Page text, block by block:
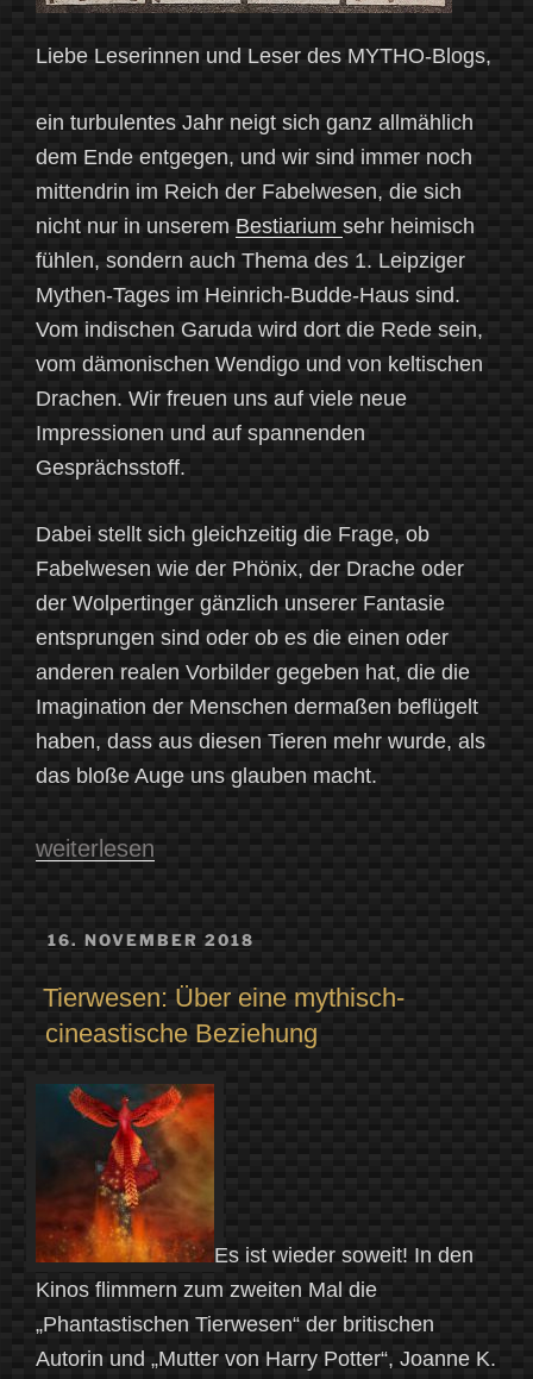
Liebe Leserinnen und Leser des MYTHO-Blogs,
ein turbulentes Jahr neigt sich ganz allmählich
dem Ende entgegen, und wir sind immer noch
mittendrin im Reich der Fabelwesen, die sich
nicht nur in unserem Bestiarium sehr heimisch
fühlen, sondern auch Thema des 1. Leipziger
Mythen-Tages im Heinrich-Budde-Haus sind.
Vom indischen Garuda wird dort die Rede sein,
vom dämonischen Wendigo und von keltischen
Drachen. Wir freuen uns auf viele neue
Impressionen und auf spannenden
Gesprächsstoff.
Dabei stellt sich gleichzeitig die Frage, ob
Fabelwesen wie der Phönix, der Drache oder
der Wolpertinger gänzlich unserer Fantasie
entsprungen sind oder ob es die einen oder
anderen realen Vorbilder gegeben hat, die die
Imagination der Menschen dermaßen beflügelt
haben, dass aus diesen Tieren mehr wurde, als
das bloße Auge uns glauben macht.
„Fabelwesen
Zoologen:
Einstimmung
zum
Mythen-
weiterlesen
VERÖFFENTLICHT
16. NOVEMBER 2018
Tierwesen: Über eine mythisch-
cineastische Beziehung
Es ist wieder soweit! In den
Kinos flimmern zum zweiten Mal die
„Phantastischen Tierwesen“ der britischen
Autorin und „Mutter von Harry Potter“, Joanne K.